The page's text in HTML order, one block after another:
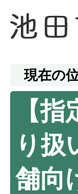
現在の
【
り扱
舗向